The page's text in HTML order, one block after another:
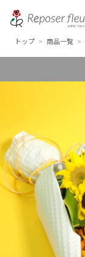
トップ > 商品一覧 >